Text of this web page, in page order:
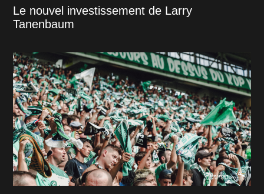
Le nouvel investissement de Larry
Tanenbaum